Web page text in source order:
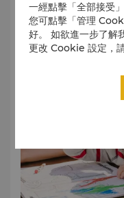
瀏覽早餐菜單
瀏覽單點菜單
瀏覽清真食品菜單
一經點擊「全部接受
您可點擊「管理
好。 如欲進一步了解
更改 Cookie 設定，